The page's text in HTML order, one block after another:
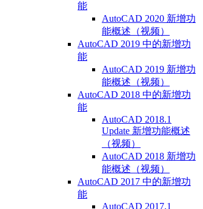
能
AutoCAD 2020 新增功
能概述（视频）
AutoCAD 2019 中的新增功
能
AutoCAD 2019 新增功
能概述（视频）
AutoCAD 2018 中的新增功
能
AutoCAD 2018.1
Update 新增功能概述
（视频）
AutoCAD 2018 新增功
能概述（视频）
AutoCAD 2017 中的新增功
能
AutoCAD 2017.1